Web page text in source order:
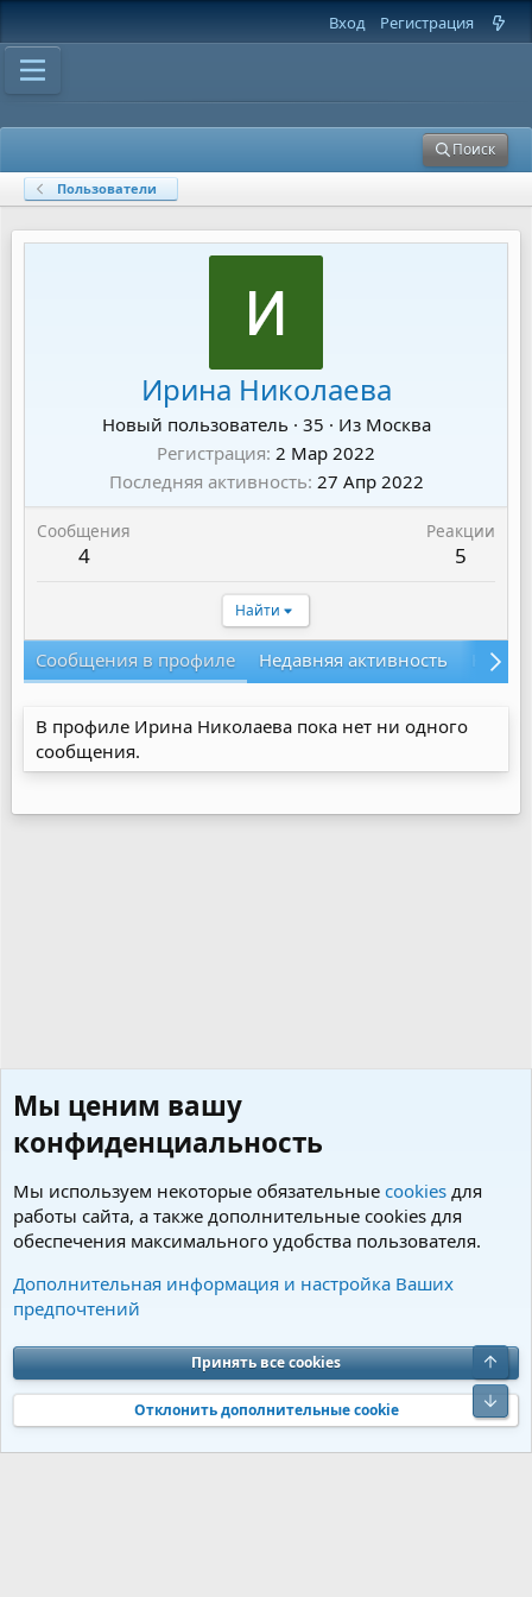
Вход Регистрация
Поиск
Пользователи
Ирина Николаева
Новый пользователь · 35 · Из Москва
Регистрация 2 Мар 2022
Последняя активность 27 Апр 2022
Сообщения
4
Реакции
5
Найти
Сообщения в профиле Недавняя активность
В профиле Ирина Николаева пока нет ни одного
сообщения.
Пользователи
Cookies Charm by DCom
Обратная связь
Условия и правила
Политика конфиденциальности
Помощь
S
S
Community platform by XenForo® © 2010-2026 XenForo Ltd. Перевод от
Jumuro®|Media embeds via s9e/MediaSites
Мы ценим вашу
конфиденциальность
Мы используем некоторые обязательные cookies для
работы сайта, а также дополнительные cookies для
обеспечения максимального удобства пользователя.
Дополнительная информация и настройка Ваших
предпочтений
Принять все cookies
Отклонить дополнительные cookie
Верх
Низ